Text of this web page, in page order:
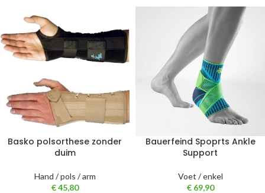
Basko polsorthese zonder
duim
Hand / pols / arm
€45,80
Bauerfeind Spoprts Ankle
Support
Voet / enkel
€69,90